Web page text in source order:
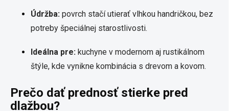
Údržba: povrch stačí utierať vlhkou handričkou, bez
potreby špeciálnej starostlivosti.
Ideálna pre: kuchyne v modernom aj rustikálnom
štýle, kde vynikne kombinácia s drevom a kovom.
Prečo dať prednosť stierke pred
dlažbou?